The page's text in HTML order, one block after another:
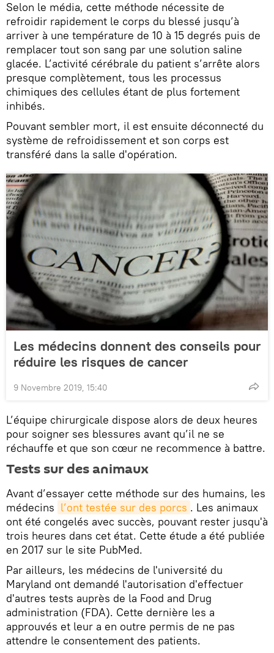
Selon le média, cette méthode nécessite de
refroidir rapidement le corps du blessé jusqu’à
arriver à une température de 10 à 15 degrés puis de
remplacer tout son sang par une solution saline
glacée. L’activité cérébrale du patient s’arrête alors
presque complètement, tous les processus
chimiques des cellules étant de plus fortement
inhibés.
Pouvant sembler mort, il est ensuite déconnecté du
système de refroidissement et son corps est
transféré dans la salle d'opération.
Les médecins donnent des conseils pour
réduire les risques de cancer
9 Novembre 2019, 15:40
L’équipe chirurgicale dispose alors de deux heures
pour soigner ses blessures avant qu’il ne se
réchauffe et que son cœur ne recommence à battre.
Tests sur des animaux
Avant d’essayer cette méthode sur des humains, les
médecins l’ont testée sur des porcs . Les animaux
ont été congelés avec succès, pouvant rester jusqu'à
trois heures dans cet état. Cette étude a été publiée
en 2017 sur le site PubMed.
Par ailleurs, les médecins de l'université du
Maryland ont demandé l'autorisation d'effectuer
d'autres tests auprès de la Food and Drug
administration (FDA). Cette dernière les a
approuvés et leur a en outre permis de ne pas
attendre le consentement des patients.